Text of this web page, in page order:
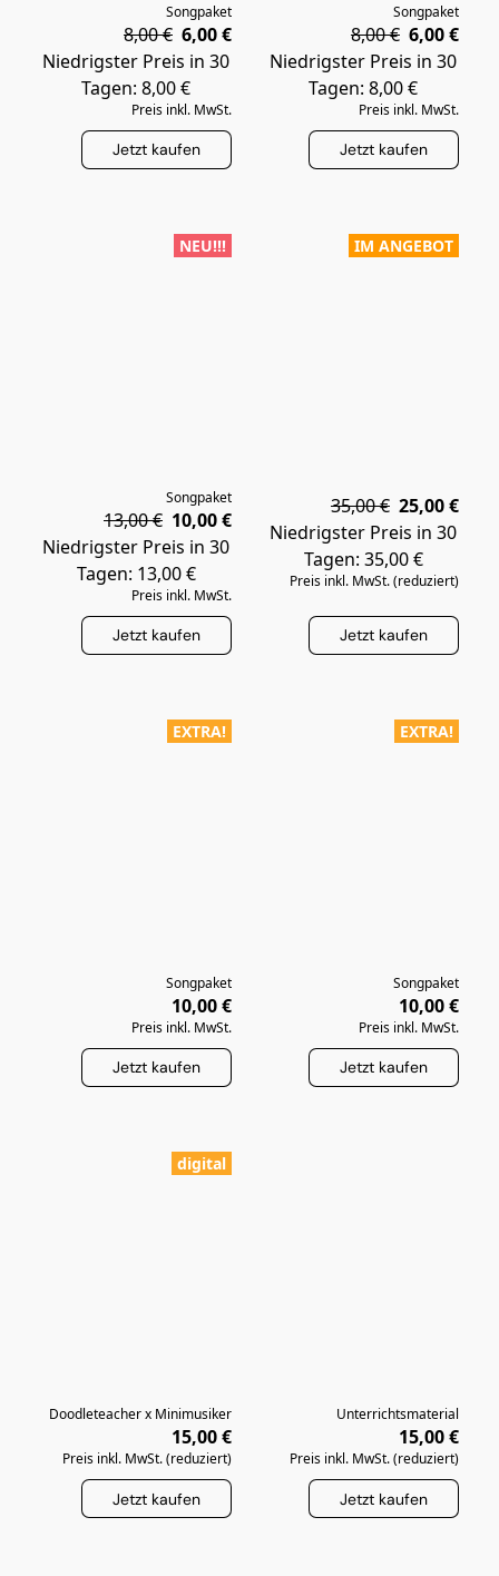
Songpaket
6,00 €
8,00 €
Niedrigster Preis in 30
Tagen: 8,00 €
Preis inkl. MwSt.
Jetzt kaufen
Songpaket
6,00 €
8,00 €
Niedrigster Preis in 30
Tagen: 8,00 €
Preis inkl. MwSt.
Jetzt kaufen
NEU!!!
Songpaket
10,00 €
13,00 €
Niedrigster Preis in 30
Tagen: 13,00 €
Preis inkl. MwSt.
Jetzt kaufen
IM ANGEBOT
25,00 €
35,00 €
Niedrigster Preis in 30
Tagen: 35,00 €
Preis inkl. MwSt. (reduziert)
Jetzt kaufen
EXTRA!
Songpaket
10,00 €
Preis inkl. MwSt.
Jetzt kaufen
EXTRA!
Songpaket
10,00 €
Preis inkl. MwSt.
Jetzt kaufen
digital
Doodleteacher x Minimusiker
15,00 €
Preis inkl. MwSt. (reduziert)
Jetzt kaufen
Unterrichtsmaterial
15,00 €
Preis inkl. MwSt. (reduziert)
Jetzt kaufen